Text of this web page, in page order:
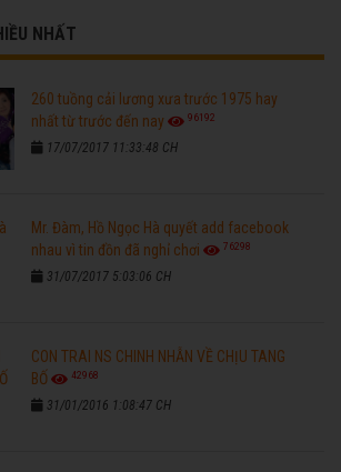
NHẤT
260 tuồng cải lương xưa trước 1975 hay
nhất từ trước đến nay
96192
17/07/2017 11:33:48 CH
Mr. Đàm, Hồ Ngọc Hà quyết add facebook
nhau vì tin đồn đã nghỉ chơi
76298
31/07/2017 5:03:06 CH
CON TRAI NS CHINH NHẪN VỀ CHỊU TANG
BỐ
42968
31/01/2016 1:08:47 CH